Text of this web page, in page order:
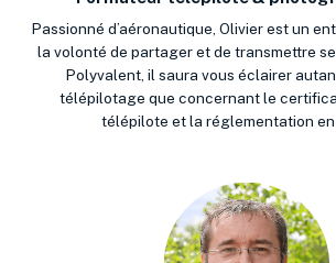
Passionné d’aéronautique, Olivier est un
la volonté de partager et de transmettre
Polyvalent, il saura vous éclairer
télépilotage que concernant le
télépilote et la réglementation en